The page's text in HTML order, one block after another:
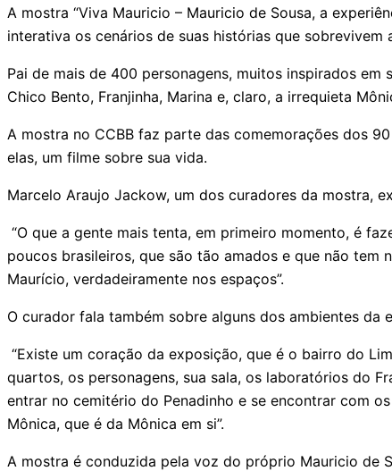
A mostra “Viva Mauricio – Mauricio de Sousa, a
interativa os cenários de suas histórias que sobrevivem
Pai de mais de 400 personagens, muitos inspirados
Chico Bento, Franjinha, Marina e, claro, a irrequieta
A mostra no CCBB faz parte das comemorações dos
elas, um filme sobre sua vida.
Marcelo Araujo Jackow, um dos curadores da mostra,
“O que a gente mais tenta, em primeiro momento, é
poucos brasileiros, que são tão amados e que não
Maurício, verdadeiramente nos espaços”.
O curador fala também sobre alguns dos ambientes da
“Existe um coração da exposição, que é o bairro do
quartos, os personagens, sua sala, os laboratórios do
entrar no cemitério do Penadinho e se encontrar com
Mônica, que é da Mônica em si”.
A mostra é conduzida pela voz do próprio Mauricio de